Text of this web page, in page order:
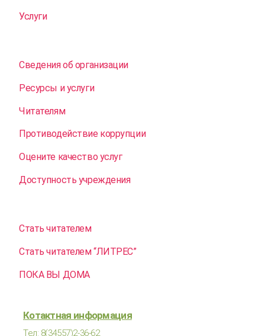
Услуги
Сведения об организации
Ресурсы и услуги
Читателям
Противодействие коррупции
Оцените качество услуг
Доступность учреждения
Стать читателем
Стать читателем “ЛИТРЕС”
ПОКА ВЫ ДОМА
Котактная информация
Тел: 8(34557)2-36-62